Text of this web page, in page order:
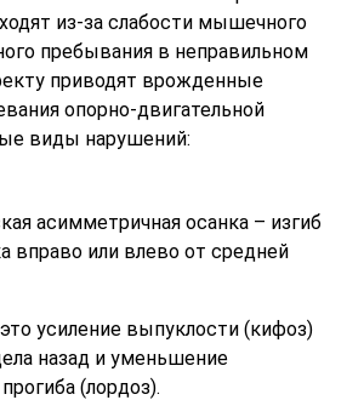
из-за слабости мышечного
пребывания в неправильном
приводят врожденные
опорно-двигательной
виды нарушений:
асимметричная осанка – изгиб
вправо или влево от средней
усиление выпуклости (кифоз)
назад и уменьшение
(лордоз).